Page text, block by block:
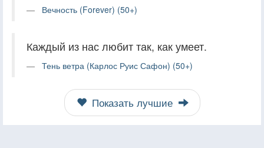
Вечность (Forever) (50+)
Каждый из нас любит так, как умеет.
Тень ветра (Карлос Руис Сафон) (50+)
Показать лучшие